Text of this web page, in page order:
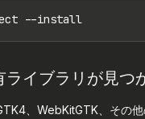
--install
ライブラリが見つ
、WebKitGTK、その